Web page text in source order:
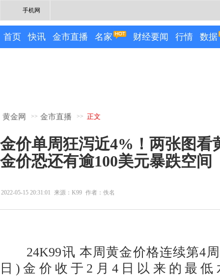
手机网
首页 快讯 金市直播 名家 财经要闻 行情 数据
黄金网 >> 金市直播 >> 正文
金价单周狂泻近4%！两张图看
金价恐还有逾100美元暴跌空间
2022-05-15 20:31:01 来源：K99 作者：佚名
24K99讯 本周黄金价格连续第4周
日)金价收于2月4日以来的最低